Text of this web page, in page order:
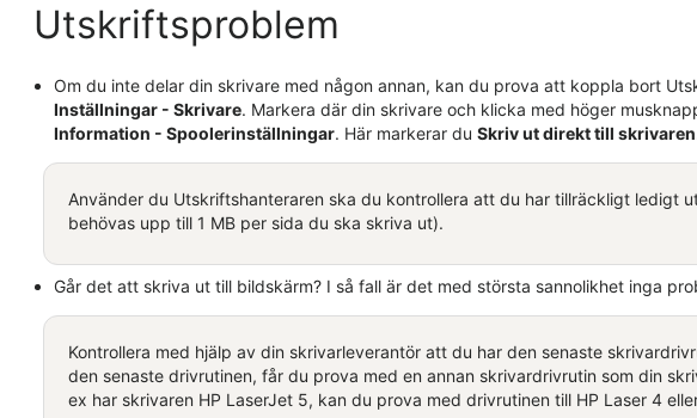
Utskriftsproblem
Om du inte delar din skrivare med någon annan, kan du prova att koppla bort
Inställningar - Skrivare. Markera där din skrivare och klicka med höger
Information - Spoolerinställningar. Här markerar du Skriv ut direkt till skrivaren
Använder du Utskriftshanteraren ska du kontrollera att du har tillräckligt ledigt
behövas upp till 1 MB per sida du ska skriva ut).
Går det att skriva ut till bildskärm? I så fall är det med största sannolikhet inga
Kontrollera med hjälp av din skrivarleverantör att du har den senaste
den senaste drivrutinen, får du prova med en annan skrivardrivrutin som din
ex har skrivaren HP LaserJet 5, kan du prova med drivrutinen till HP Laser 4